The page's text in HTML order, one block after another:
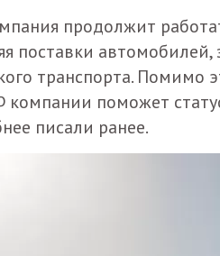
продолжит
поставки автомобилей,
транспорта. Помимо
компании поможет
писали ранее.